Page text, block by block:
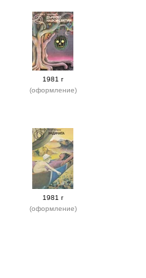
1981 г
(оформление)
1981 г
(оформление)